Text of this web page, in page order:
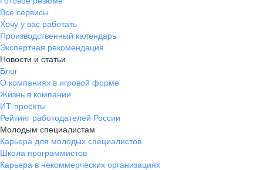
Все сервисы
Хочу у вас работать
Производственный календарь
Экспертная рекомендация
Новости и статьи
Блог
О компаниях в игровой форме
Жизнь в компании
ИТ-проекты
Рейтинг работодателей России
Молодым специалистам
Карьера для молодых специалистов
Школа программистов
Карьера в некоммерческих организациях